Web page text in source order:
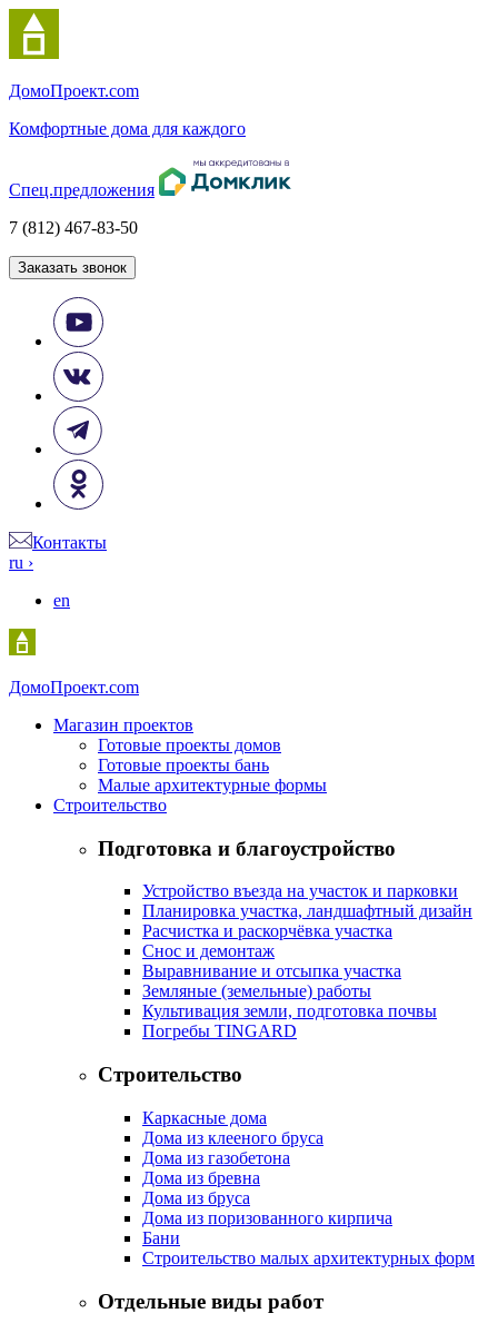
ДомоПроект.com
Комфортные дома для каждого
Спец.предложения
7 (812) 467-83-50
Заказать звонок
Контакты
ru ›
en
ДомоПроект.com
Магазин проектов
Готовые проекты домов
Готовые проекты бань
Малые архитектурные формы
Строительство
Подготовка и благоустройство
Устройство въезда на участок и парковки
Планировка участка, ландшафтный дизайн
Расчистка и раскорчёвка участка
Снос и демонтаж
Выравнивание и отсыпка участка
Земляные (земельные) работы
Культивация земли, подготовка почвы
Погребы TINGARD
Строительство
Каркасные дома
Дома из клееного бруса
Дома из газобетона
Дома из бревна
Дома из бруса
Дома из поризованного кирпича
Бани
Строительство малых архитектурных форм
Отдельные виды работ